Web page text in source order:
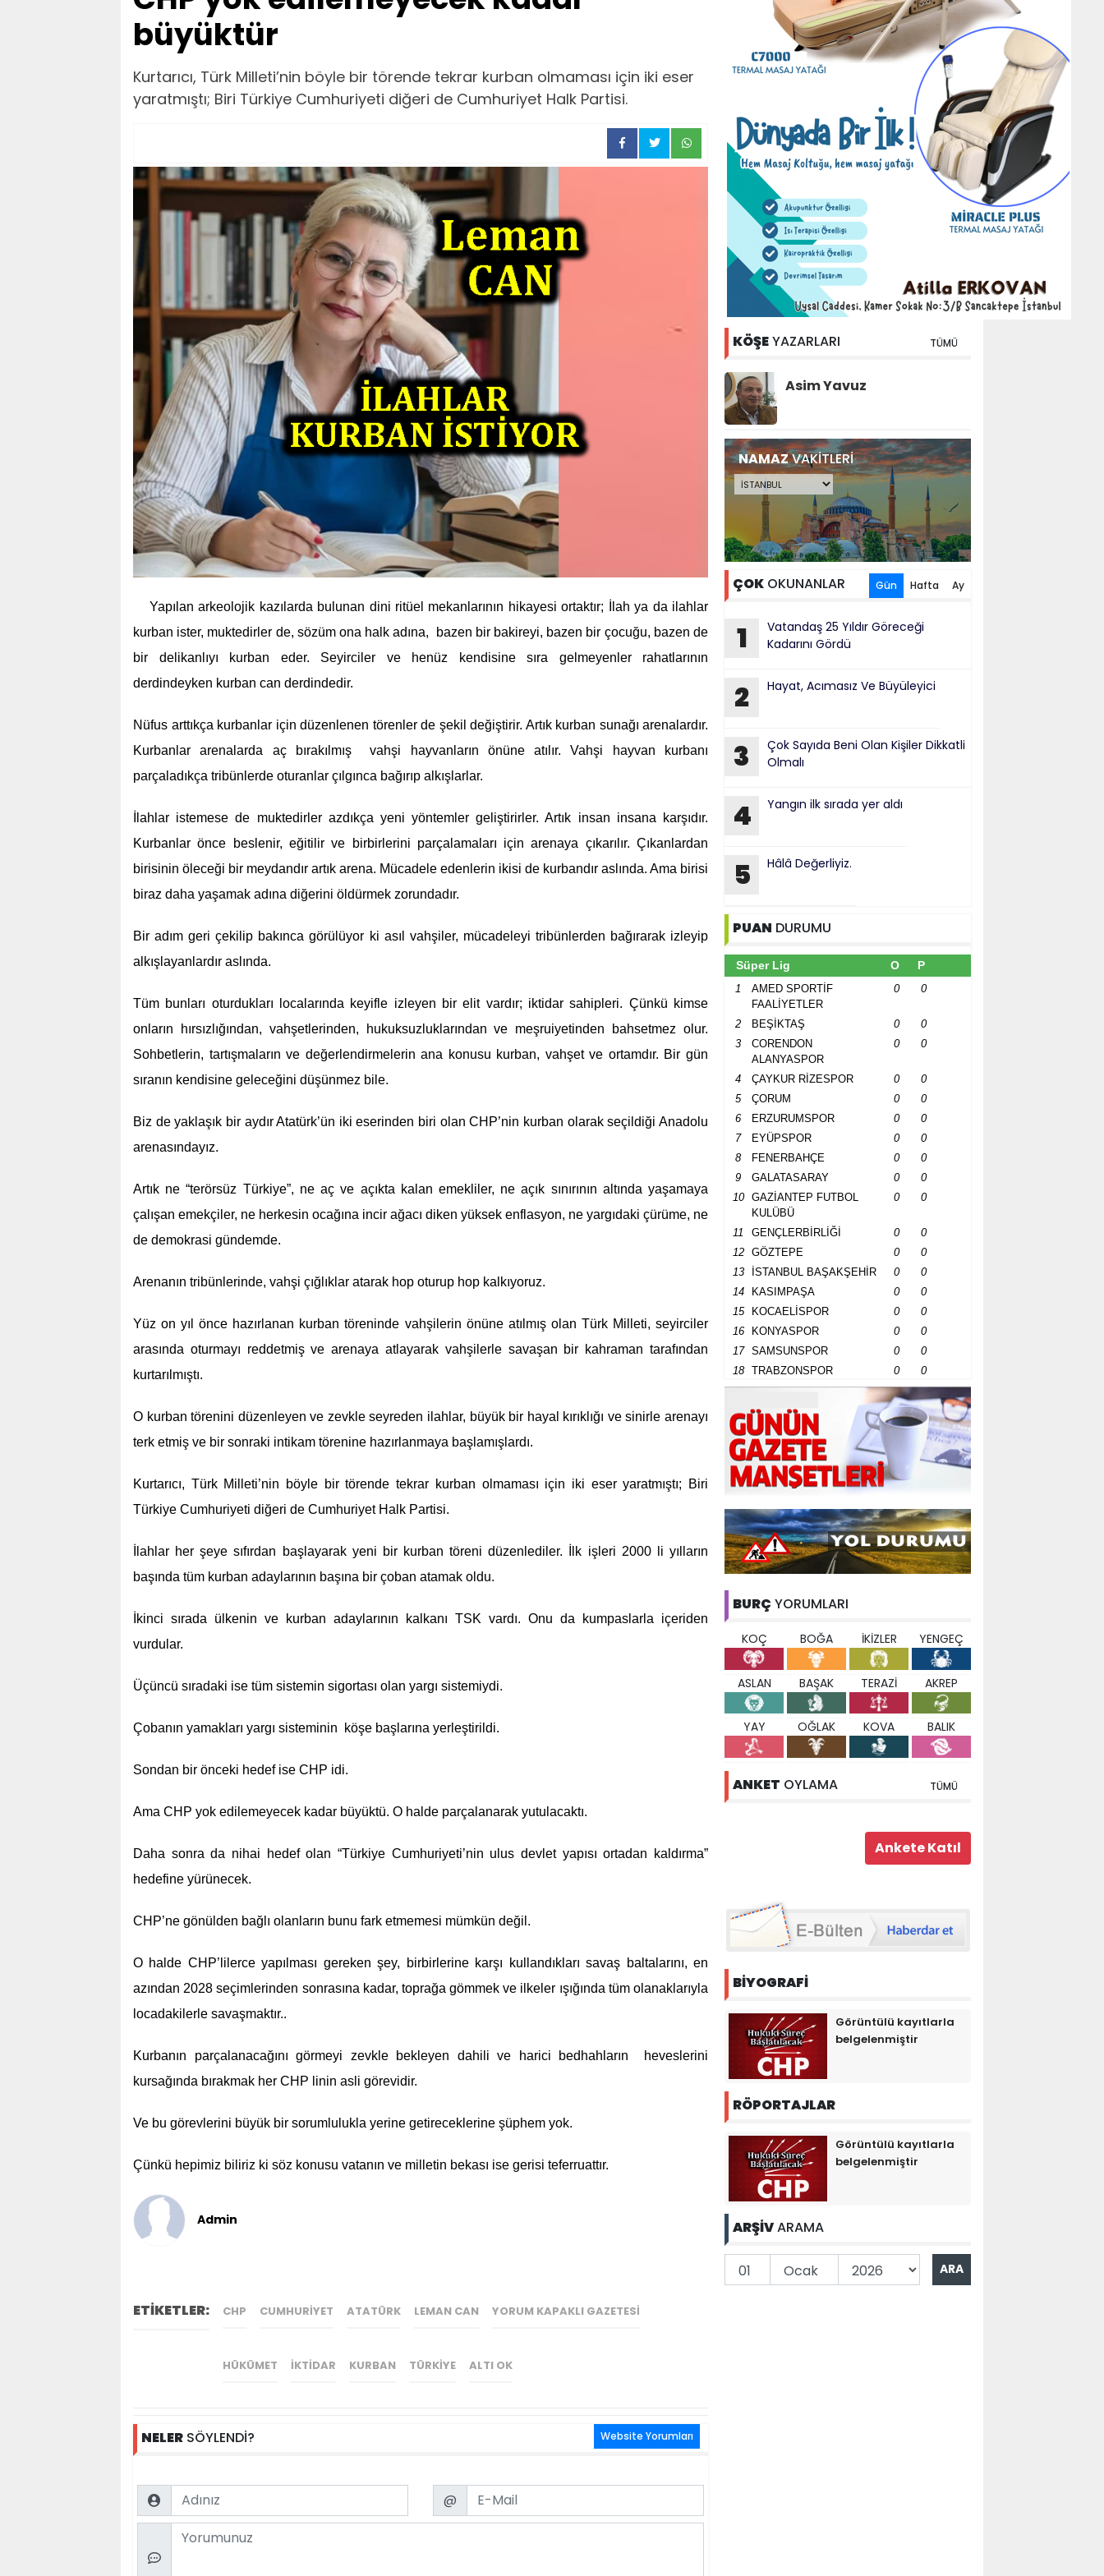
büyüktür
Kurtarıcı, Türk Milleti’nin böyle bir törende tekrar kurban olmaması için iki eser
yaratmıştı; Biri Türkiye Cumhuriyeti diğeri de Cumhuriyet Halk Partisi.
Yapılan arkeolojik kazılarda bulunan dini ritüel mekanlarının hikayesi ortaktır; İlah ya da ilahlar
kurban ister, muktedirler de, sözüm ona halk adına, bazen bir bakireyi, bazen bir çocuğu, bazen de
bir delikanlıyı kurban eder. Seyirciler ve henüz kendisine sıra gelmeyenler rahatlarının
derdindeyken kurban can derdindedir.
Nüfus arttıkça kurbanlar için düzenlenen törenler de şekil değiştirir. Artık kurban sunağı arenalardır.
Kurbanlar arenalarda aç bırakılmış vahşi hayvanların önüne atılır. Vahşi hayvan kurbanı
parçaladıkça tribünlerde oturanlar çılgınca bağırıp alkışlarlar.
İlahlar istemese de muktedirler azdıkça yeni yöntemler geliştirirler. Artık insan insana karşıdır.
Kurbanlar önce beslenir, eğitilir ve birbirlerini parçalamaları için arenaya çıkarılır. Çıkanlardan
birisinin öleceği bir meydandır artık arena. Mücadele edenlerin ikisi de kurbandır aslında. Ama birisi
biraz daha yaşamak adına diğerini öldürmek zorundadır.
Bir adım geri çekilip bakınca görülüyor ki asıl vahşiler, mücadeleyi tribünlerden bağırarak izleyip
alkışlayanlardır aslında.
Tüm bunları oturdukları localarında keyifle izleyen bir elit vardır; iktidar sahipleri. Çünkü kimse
onların hırsızlığından, vahşetlerinden, hukuksuzluklarından ve meşruiyetinden bahsetmez olur.
Sohbetlerin, tartışmaların ve değerlendirmelerin ana konusu kurban, vahşet ve ortamdır. Bir gün
sıranın kendisine geleceğini düşünmez bile.
Biz de yaklaşık bir aydır Atatürk’ün iki eserinden biri olan CHP’nin kurban olarak seçildiği Anadolu
arenasındayız.
Artık ne “terörsüz Türkiye”, ne aç ve açıkta kalan emekliler, ne açık sınırının altında yaşamaya
çalışan emekçiler, ne herkesin ocağına incir ağacı diken yüksek enflasyon, ne yargıdaki çürüme, ne
de demokrasi gündemde.
Arenanın tribünlerinde, vahşi çığlıklar atarak hop oturup hop kalkıyoruz.
Yüz on yıl önce hazırlanan kurban töreninde vahşilerin önüne atılmış olan Türk Milleti, seyirciler
arasında oturmayı reddetmiş ve arenaya atlayarak vahşilerle savaşan bir kahraman tarafından
kurtarılmıştı.
O kurban törenini düzenleyen ve zevkle seyreden ilahlar, büyük bir hayal kırıklığı ve sinirle arenayı
terk etmiş ve bir sonraki intikam törenine hazırlanmaya başlamışlardı.
Kurtarıcı, Türk Milleti’nin böyle bir törende tekrar kurban olmaması için iki eser yaratmıştı; Biri
Türkiye Cumhuriyeti diğeri de Cumhuriyet Halk Partisi.
İlahlar her şeye sıfırdan başlayarak yeni bir kurban töreni düzenlediler. İlk işleri 2000 li yılların
başında tüm kurban adaylarının başına bir çoban atamak oldu.
İkinci sırada ülkenin ve kurban adaylarının kalkanı TSK vardı. Onu da kumpaslarla içeriden
vurdular.
Üçüncü sıradaki ise tüm sistemin sigortası olan yargı sistemiydi.
Çobanın yamakları yargı sisteminin köşe başlarına yerleştirildi.
Sondan bir önceki hedef ise CHP idi.
Ama CHP yok edilemeyecek kadar büyüktü. O halde parçalanarak yutulacaktı.
Daha sonra da nihai hedef olan “Türkiye Cumhuriyeti’nin ulus devlet yapısı ortadan kaldırma”
hedefine yürünecek.
CHP’ne gönülden bağlı olanların bunu fark etmemesi mümkün değil.
O halde CHP’lilerce yapılması gereken şey, birbirlerine karşı kullandıkları savaş baltalarını, en
azından 2028 seçimlerinden sonrasına kadar, toprağa gömmek ve ilkeler ışığında tüm olanaklarıyla
locadakilerle savaşmaktır..
Kurbanın parçalanacağını görmeyi zevkle bekleyen dahili ve harici bedhahların heveslerini
kursağında bırakmak her CHP linin asli görevidir.
Ve bu görevlerini büyük bir sorumlulukla yerine getireceklerine şüphem yok.
Çünkü hepimiz biliriz ki söz konusu vatanın ve milletin bekası ise gerisi teferruattır.
Admin
ETİKETLER: CHP CUMHURIYET ATATÜRK LEMAN CAN YORUM KAPAKLI GAZETESI
HÜKÜMET IKTIDAR KURBAN TÜRKIYE ALTI OK
NELER SÖYLENDİ? Website Yorumları
Name Email
@
Comment
KÖŞEYAZARLARI TÜMÜ
Asim Yavuz
NAMAZVAKİTLERİ
ÇOK OKUNANLAR Gün Hafta Ay
1
Vatandaş 25 Yıldır Göreceği
Kadarını Gördü
2 Hayat, Acımasız Ve Büyüleyici
3
Çok Sayıda Beni Olan Kişiler Dikkatli
Olmalı
4 Yangın ilk sırada yer aldı
5 Hâlâ Değerliyiz.
PUAN DURUMU
Süper Lig O P
1
AMED SPORTİF
FAALİYETLER
0 0
2 BEŞİKTAŞ 0
0
3
CORENDON
ALANYASPOR
0 0
4 ÇAYKUR RİZESPOR 0
0
5
ÇORUM 0
0
6
ERZURUMSPOR 0
0
7
EYÜPSPOR 0
0
8
FENERBAHÇE 0
0
9
GALATASARAY 0
0
10
GAZİANTEP FUTBOL
KULÜBÜ
0 0
11 GENÇLERBİRLİĞİ 0
0
12
GÖZTEPE 0
0
13
İSTANBUL BAŞAKŞEHİR 0
0
14
KASIMPAŞA 0
0
15
KOCAELİSPOR 0
0
16
KONYASPOR 0
0
17
SAMSUNSPOR 0
0
18
TRABZONSPOR 0 0
BURÇ YORUMLARI
KOÇ BOĞA İKİZLER YENGEÇ
ASLAN BAŞAK TERAZİ AKREP
YAY OĞLAK KOVA BALIK
ANKET OYLAMA TÜMÜ
BİYOGRAFİ
Görüntülü kayıtlarla
belgelenmiştir
RÖPORTAJLAR
Görüntülü kayıtlarla
belgelenmiştir
ARŞİVARAMA